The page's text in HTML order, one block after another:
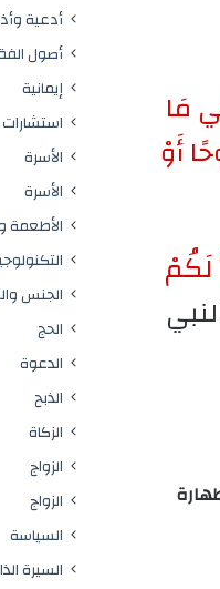
مَا
أَوْ
النبي
ابن ماجه الطهارة
أدعية
أصول
إيمانية
استشارات
الأسرة
الأسرة
الأطعمة
الجنس
الحج
الدعوة
الذبح
الزكاة
الزواج
الزواج
السياسة
السيرة